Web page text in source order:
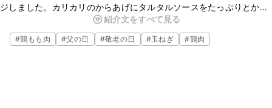
ジしました。カリカリのからあげにタルタルソースをたっぷりとかけ
てお召し上がりください。普段の食事はもちろん、おもてなしにも
ぴったりですよ。
紹介文をすべて見る
#鶏もも肉 #父の日 #敬老の日 #玉ねぎ #鶏肉